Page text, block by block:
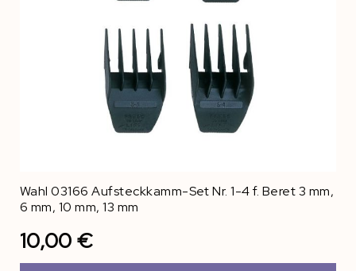
Wahl 03166 Aufsteckkamm-Set Nr. 1-4 f. Beret 3 mm,
6 mm, 10 mm, 13 mm
10,00 €